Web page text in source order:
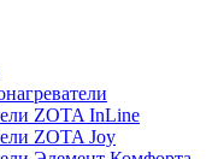
ZOTA InLine
ZOTA Joy